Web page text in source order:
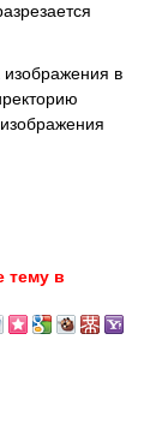
изображения в
тему в